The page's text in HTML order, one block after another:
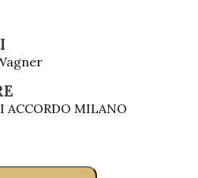
ACCORDO MILANO